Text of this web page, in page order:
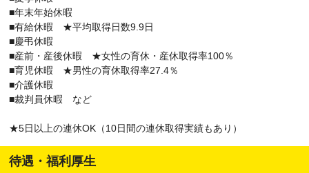
■年末年始休暇
■有給休暇 ★平均取得日数9.9日
■慶弔休暇
■産前・産後休暇 ★女性の育休・産休取得率100％
■育児休暇 ★男性の育休取得率27.4％
■介護休暇
■裁判員休暇 など
★5日以上の連休OK（10日間の連休取得実績もあり）
待遇・福利厚生